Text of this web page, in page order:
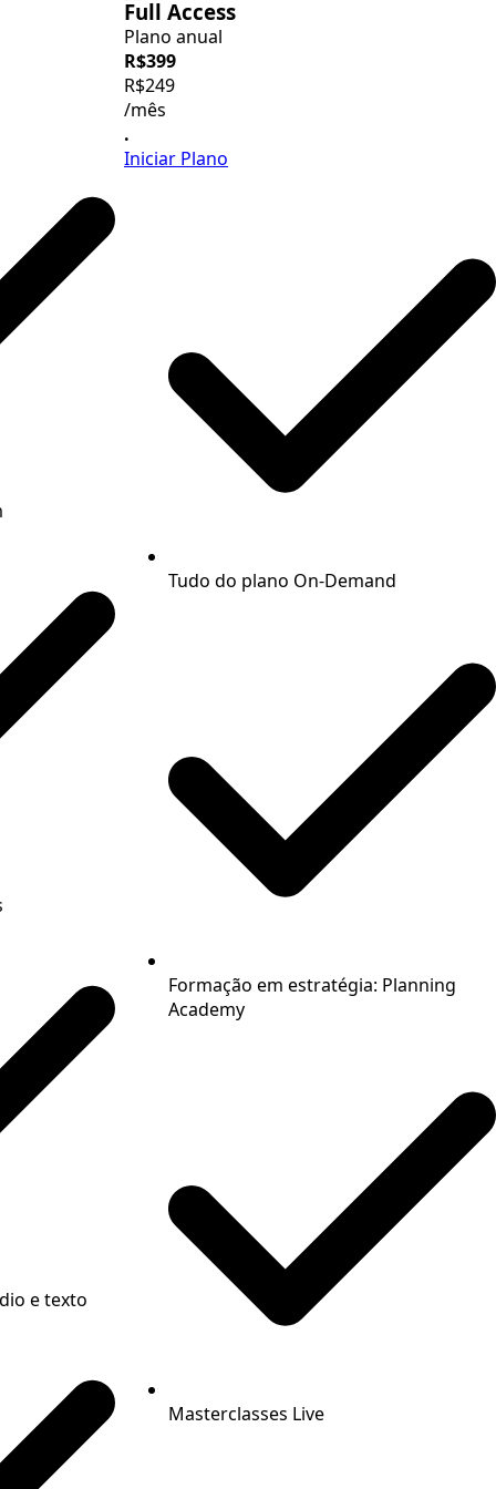
e texto
Full Access
Plano anual
R$399
R$249
/mês
.
Iniciar Plano
Tudo do plano On-Demand
Formação em estratégia: Planning
Academy
Masterclasses Live